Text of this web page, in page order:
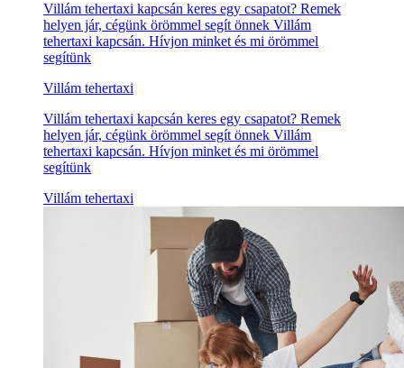
Villám tehertaxi kapcsán keres egy csapatot? Remek
helyen jár, cégünk örömmel segít önnek Villám
tehertaxi kapcsán. Hívjon minket és mi örömmel
segítünk
Villám tehertaxi
Villám tehertaxi kapcsán keres egy csapatot? Remek
helyen jár, cégünk örömmel segít önnek Villám
tehertaxi kapcsán. Hívjon minket és mi örömmel
segítünk
Villám tehertaxi